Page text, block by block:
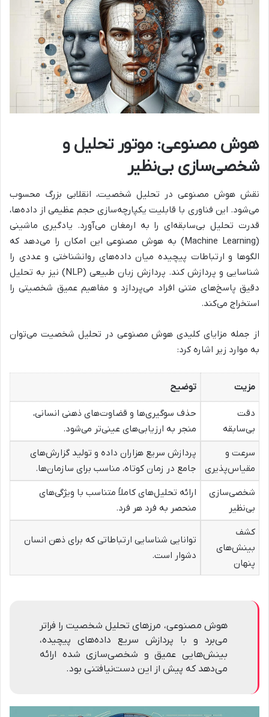
هوش مصنوعی: موتور تحلیل و
شخصی‌سازی بی‌نظیر
نقش هوش مصنوعی در تحلیل شخصیت، انقلابی بزرگ محسوب
می‌شود. این فناوری با قابلیت یکپارچه‌سازی حجم عظیمی از داده‌ها،
قدرت تحلیل بی‌سابقه‌ای را به ارمغان می‌آورد. یادگیری ماشینی
(Machine Learning) به هوش مصنوعی این امکان را می‌دهد که
الگوها و ارتباطات پیچیده میان داده‌های روانشناختی و عددی را
شناسایی و پردازش کند. پردازش زبان طبیعی (NLP) نیز به تحلیل
دقیق پاسخ‌های متنی افراد می‌پردازد و مفاهیم عمیق شخصیتی را
استخراج می‌کند.
از جمله مزایای کلیدی هوش مصنوعی در تحلیل شخصیت می‌توان
به موارد زیر اشاره کرد:
مزیت توضیح
دقت
بی‌سابقه
حذف سوگیری‌ها و قضاوت‌های ذهنی انسانی،
منجر به ارزیابی‌های عینی‌تر می‌شود.
سرعت و
مقیاس‌پذیری
پردازش سریع هزاران داده و تولید گزارش‌های
جامع در زمان کوتاه، مناسب برای سازمان‌ها.
شخصی‌سازی
بی‌نظیر
ارائه تحلیل‌های کاملاً متناسب با ویژگی‌های
منحصر به فرد هر فرد.
کشف
بینش‌های
پنهان
توانایی شناسایی ارتباطاتی که برای ذهن انسان
دشوار است.
هوش مصنوعی، مرزهای تحلیل شخصیت را فراتر
می‌برد و با پردازش سریع داده‌های پیچیده،
بینش‌هایی عمیق و شخصی‌سازی شده ارائه
می‌دهد که پیش از این دست‌نیافتنی بود.